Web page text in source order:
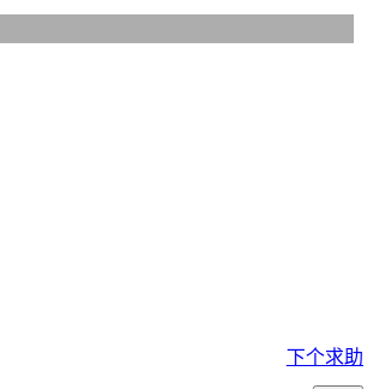
下个求助